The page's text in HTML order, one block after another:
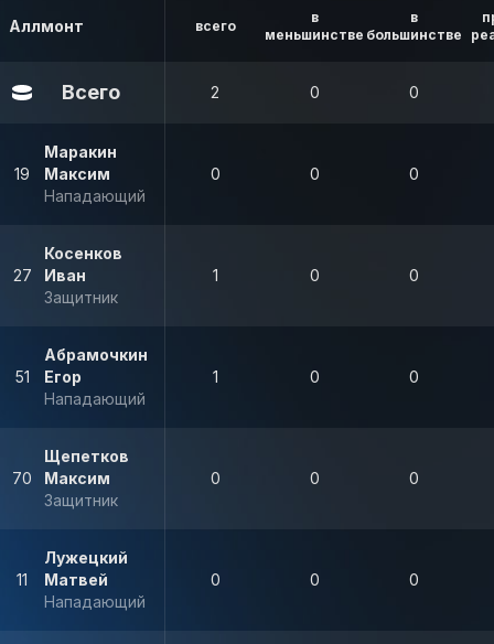
Аллмонт всего
в
меньшинстве
в
большинстве
Всего 2 0 0
19
Маракин
Максим
Нападающий
0 0 0
27
Косенков
Иван
Защитник
1 0 0
51
Абрамочкин
Егор
Нападающий
1 0 0
70
Щепетков
Максим
Защитник
0 0 0
11
Лужецкий
Матвей
Нападающий
0 0 0